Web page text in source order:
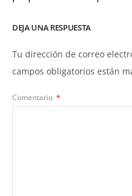
DEJA UNA RESPUESTA
Tu dirección de correo
campos obligatorios están
Comentario *